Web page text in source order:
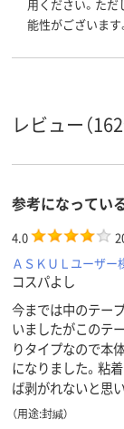
用ください。た
能性がございます
レビュー（162
参考になってい
4.0
ＡＳＫＵＬユーザー
コスパよし
今までは中のテー
いましたがこのテ
りタイプなので本
になりました。粘
ば剥がれないと思
（用途:封緘）